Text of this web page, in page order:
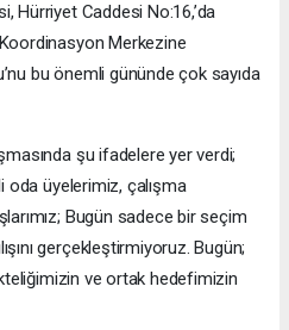
Hürriyet Caddesi No:16,’da
Merkezine
bu önemli gününde çok sayıda
şu ifadelere yer verdi;
oda üyelerimiz, çalışma
Bugün sadece bir seçim
gerçekleştirmiyoruz. Bugün;
ve ortak hedefimizin